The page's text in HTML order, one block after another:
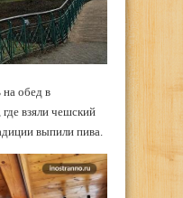
на обед в
взяли чешский
выпили пива.